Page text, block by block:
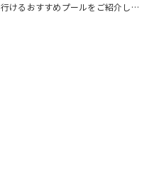
行けるおすすめプールをご紹介しま